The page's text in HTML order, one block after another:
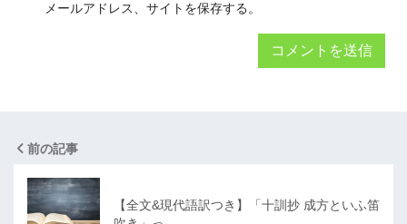
メールアドレス、サイトを保存する。
前の記事
【全文&現代語訳つき】「十訓抄 成方といふ笛